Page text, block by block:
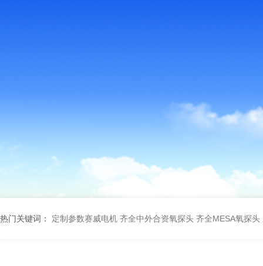
热门关键词： 定制参数赛威电机 齐全中外合资氧探头 齐全MESA氧探头